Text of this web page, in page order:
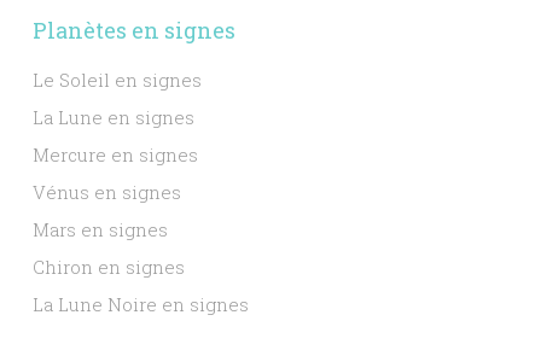
Planètes en signes
Le Soleil en signes
La Lune en signes
Mercure en signes
Vénus en signes
Mars en signes
Chiron en signes
La Lune Noire en signes